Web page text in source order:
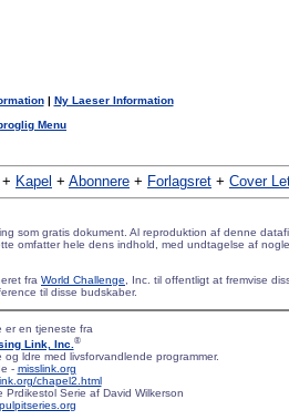
|
Ny Laeser Information
Menu
+ Kapel + Abonnere + Forlagsret + Cover
som gratis dokument. Al reproduktion af denne
omfatter hele dens indhold, med undtagelse af
fra World Challenge , Inc. til offentligt at fremvise
til disse budskaber.
er en tjeneste fra
Link, Inc.®
ldre med livsforvandlende programmer.
- misslink.org
chapel2.html
Serie af David Wilkerson